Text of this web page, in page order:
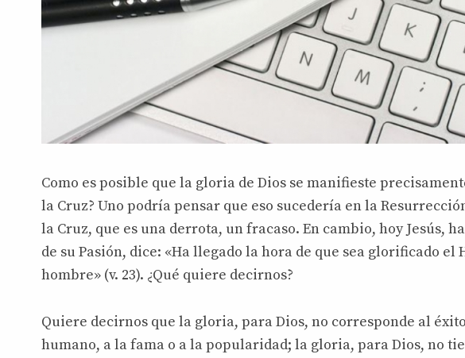
Como es posible que la gloria de Dios se manifieste
la Cruz? Uno podría pensar que eso sucedería en la
la Cruz, que es una derrota, un fracaso. En cambio, hoy Jesús,
de su Pasión, dice: «Ha llegado la hora de que sea glorificado el
hombre» (v. 23). ¿Qué quiere decirnos?
Quiere decirnos que la gloria, para Dios, no corresponde al éxito
humano, a la fama o a la popularidad; la gloria, para Dios, no